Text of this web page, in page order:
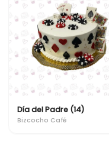
Día del Padre (14)
Bizcocho Café